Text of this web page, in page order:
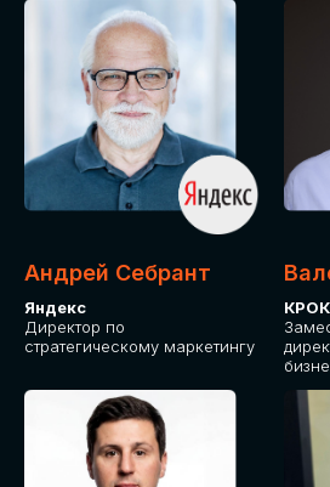
Андрей Себрант
Яндекс
Директор по
стратегическому маркетингу
КРОК